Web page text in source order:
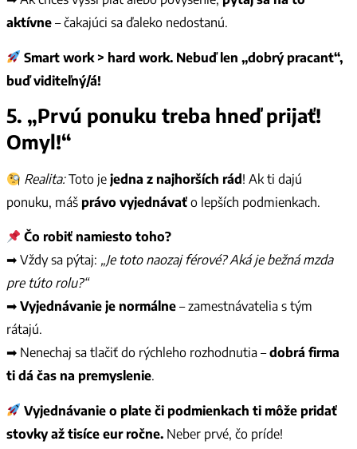
aktívne – čakajúci sa ďaleko nedostanú.
Smart work > hard work. Nebuď len „dobrý pracant“,
buď viditeľný/á!
5. „Prvú ponuku treba hneď prijať!
Omyl!“
Realita:Toto jejedna z najhorších rád ! Ak ti dajú
ponuku, máš právo vyjednávať o lepších podmienkach.
Čo robiť namiesto toho?
➡ Vždy sa pýtaj: „Je toto naozaj férové? Aká je bežná mzda
pre túto rolu?“
➡ Vyjednávanie je normálne – zamestnávatelia s tým
rátajú.
➡ Nenechaj sa tlačiť do rýchleho rozhodnutia –dobrá firma
ti dá čas na premyslenie.
Vyjednávanie o plate či podmienkach ti môže pridať
stovky až tisíce eur ročne. Neber prvé, čo príde!